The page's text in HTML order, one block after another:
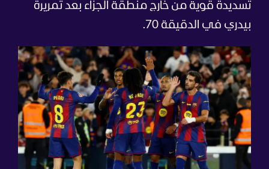
تسديدة قوية من خارج منطقة الجزاء بعد تمريرة
بيدري في الدقيقة 70.